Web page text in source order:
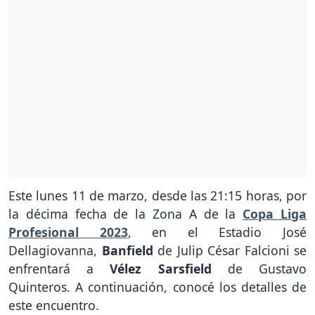
Este lunes 11 de marzo, desde las 21:15 horas, por
la décima fecha de la Zona A de la Copa Liga
Profesional 2023, en el Estadio José
Dellagiovanna, Banfield de Julip César Falcioni se
enfrentará aVélez Sarsfield de Gustavo
Quinteros. A continuación, conocé los detalles de
este encuentro.